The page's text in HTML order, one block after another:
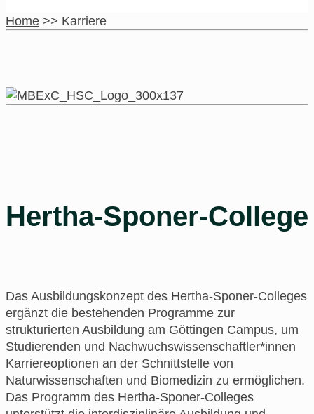
Home >> Karriere
Hertha-Sponer-College
Das Ausbildungskonzept des Hertha-Sponer-Colleges
ergänzt die bestehenden Programme zur
strukturierten Ausbildung am Göttingen Campus, um
Studierenden und Nachwuchswissenschaftler*innen
Karriereoptionen an der Schnittstelle von
Naturwissenschaften und Biomedizin zu ermöglichen.
Das Programm des Hertha-Sponer-Colleges